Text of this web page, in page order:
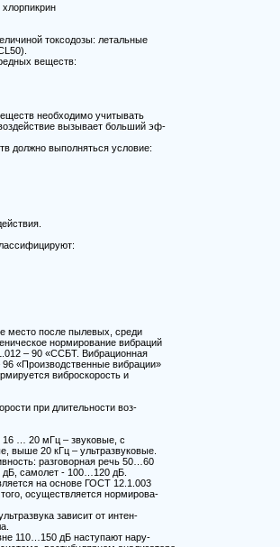
токсодозы: летальные
веществ:
необходимо учитывать
вызывает больший эф-
должно выполняться условие:
место после пылевых, среди
нормирование вибраций
– 90 «ССБТ. Вибрационная
«Производственные вибрации»
виброскорость и
при длительности воз-
16 … 20 мГц – звуковые, с
выше 20 кГц – ультразвуковые.
разговорная речь 50…60
самолет - 100…120 дБ.
на основе ГОСТ 12.1.003
осуществляется нормирова-
зависит от интен-
110…150 дБ наступают нару-